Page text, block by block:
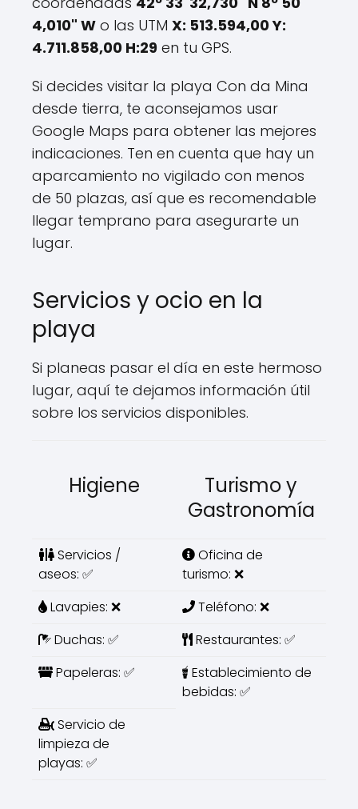
4,010" W o las UTM X: 513.594,00 Y:
4.711.858,00 H:29 en tu GPS.
Si decides visitar la playa Con da Mina
desde tierra, te aconsejamos usar
Google Maps para obtener las mejores
indicaciones. Ten en cuenta que hay un
aparcamiento no vigilado con menos
de 50 plazas, así que es recomendable
llegar temprano para asegurarte un
lugar.
Servicios y ocio en la
playa
Si planeas pasar el día en este hermoso
lugar, aquí te dejamos información útil
sobre los servicios disponibles.
Higiene
Turismo y
Gastronomía
Servicios /
aseos: ✅
Oficina de
turismo: ❌
Lavapies: ❌
Teléfono: ❌
Duchas: ✅
Restaurantes: ✅
Papeleras: ✅
Establecimiento de
bebidas: ✅
Servicio de
limpieza de
playas: ✅